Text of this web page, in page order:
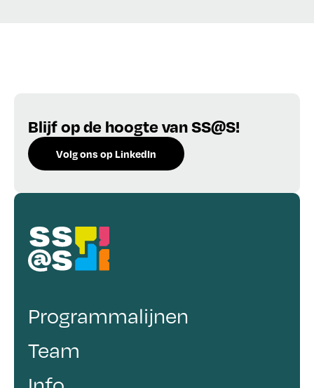
Blijf op de hoogte van SS@S!
Volg ons op LinkedIn
Programmalijnen
Team